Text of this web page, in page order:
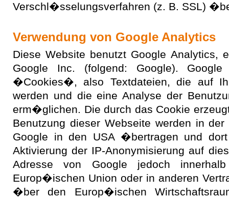
Verschl�sselungsverfahren (z. B. SSL)
Verwendung von Google Analytics
Diese Website benutzt Google Analytics,
Google Inc. (folgend: Google).
�Cookies�, also Textdateien, die auf
werden und die eine Analyse der
erm�glichen. Die durch das Cookie
Benutzung dieser Webseite werden in
Google in den USA �bertragen und
Aktivierung der IP-Anonymisierung auf
Adresse von Google jedoch
Europ�ischen Union oder in anderen
�ber den Europ�ischen